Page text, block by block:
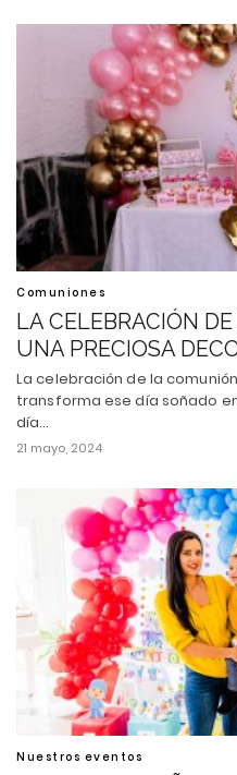
Comuniones
LA CELEBRACIÓN
UNA PRECIOSA
La celebración de la
transforma ese día soñado
día…
21 mayo, 2024
Nuestros eventos